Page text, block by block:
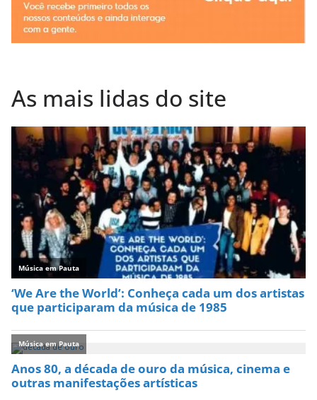
As mais lidas do site